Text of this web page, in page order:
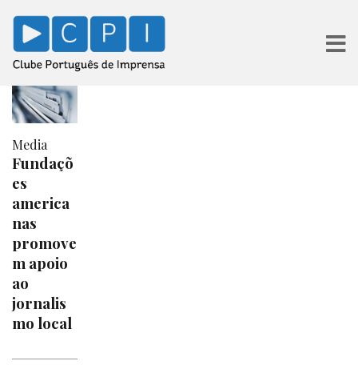
Media
Fundaçõ
es
america
nas
promove
m apoio
ao
jornalis
mo local